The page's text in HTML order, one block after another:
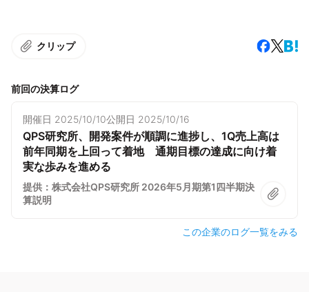
クリップ
前回の決算ログ
開催日 2025/10/10公開日 2025/10/16
QPS研究所、開発案件が順調に進捗し、1Q売上高は
前年同期を上回って着地 通期目標の達成に向け着
実な歩みを進める
提供：株式会社QPS研究所 2026年5月期第1四半期決
算説明
この企業のログ一覧をみる